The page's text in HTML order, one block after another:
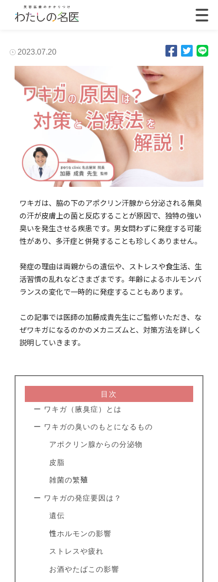
2023.07.20
ワキガは、脇の下のアポクリン汗腺から分泌される無臭
の汗が皮膚上の菌と反応することが原因で、独特の強い
臭いを発生させる疾患です。男女問わずに発症する可能
性があり、多汗症と併発することも珍しくありません。
発症の理由は両親からの遺伝や、ストレスや食生活、生
活習慣の乱れなどさまざまです。年齢によるホルモンバ
ランスの変化で一時的に発症することもあります。
この記事では医師の加藤成貴先生にご監修いただき、な
ぜワキガになるのかのメカニズムと、対策方法を詳しく
説明していきます。
目次
ー ワキガ（腋臭症）とは
ー ワキガの臭いのもとになるもの
アポクリン腺からの分泌物
皮脂
雑菌の繁殖
ー ワキガの発症要因は？
遺伝
性ホルモンの影響
ストレスや疲れ
お酒やたばこの影響